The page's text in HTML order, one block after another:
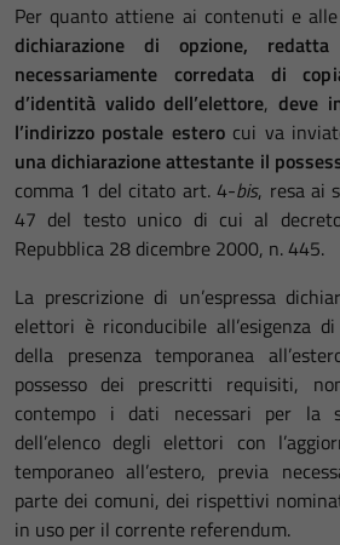
Per quanto attiene ai contenuti e
dichiarazione di opzione,
necessariamente corredata di
d’identità valido dell’elettore,deve
l’indirizzo postale esterocui va
una dichiarazione attestante il
comma 1 del citato art. 4-bis, resa ai
47 del testo unico di cui al
Repubblica 28 dicembre 2000, n. 445.
La prescrizione di un’espressa
elettori è riconducibile all’esigenza
della presenza temporanea
possesso dei prescritti requisiti,
contempo i dati necessari per la
dell’elenco degli elettori con
temporaneo all’estero, previa
parte dei comuni, dei rispettivi
in uso per il corrente referendum.